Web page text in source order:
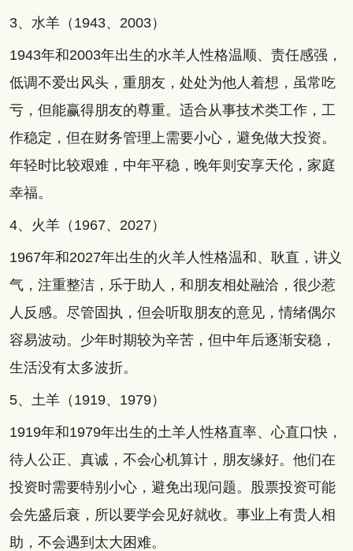
3、水羊（1943、2003）
1943年和2003年出生的水羊人性格温顺、责任感强，
低调不爱出风头，重朋友，处处为他人着想，虽常吃
亏，但能赢得朋友的尊重。适合从事技术类工作，工
作稳定，但在财务管理上需要小心，避免做大投资。
年轻时比较艰难，中年平稳，晚年则安享天伦，家庭
幸福。
4、火羊（1967、2027）
1967年和2027年出生的火羊人性格温和、耿直，讲义
气，注重整洁，乐于助人，和朋友相处融洽，很少惹
人反感。尽管固执，但会听取朋友的意见，情绪偶尔
容易波动。少年时期较为辛苦，但中年后逐渐安稳，
生活没有太多波折。
5、土羊（1919、1979）
1919年和1979年出生的土羊人性格直率、心直口快，
待人公正、真诚，不会心机算计，朋友缘好。他们在
投资时需要特别小心，避免出现问题。股票投资可能
会先盛后衰，所以要学会见好就收。事业上有贵人相
助，不会遇到太大困难。